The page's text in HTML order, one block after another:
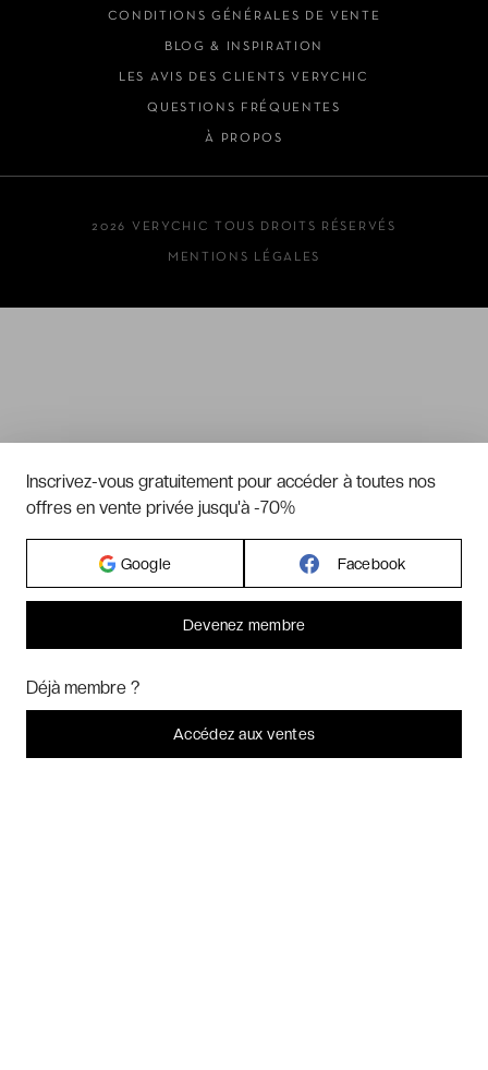
CONDITIONS GÉNÉRALES DE VENTE
BLOG & INSPIRATION
LES AVIS DES CLIENTS VERYCHIC
QUESTIONS FRÉQUENTES
À PROPOS
2026 VERYCHIC TOUS DROITS RÉSERVÉS
MENTIONS LÉGALES
Inscrivez-vous gratuitement pour accéder à toutes nos
offres en vente privée jusqu'à -70%
Google Facebook
Devenez membre
Déjà membre ?
Accédez aux ventes
Marketing? Vous pouvez toujours modifier ou retirer votre
Je refuse C'est bon.